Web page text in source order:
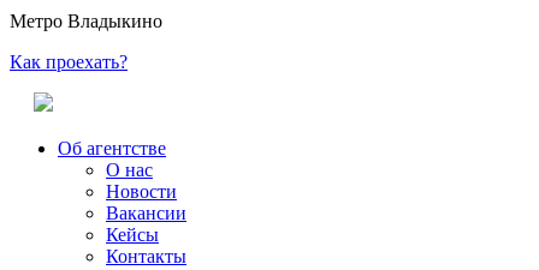
Метро Владыкино
Как проехать?
Об агентстве
О нас
Новости
Вакансии
Кейсы
Контакты